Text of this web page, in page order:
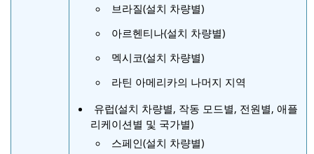
브라질(설치 차량별)
아르헨티나(설치 차량별)
멕시코(설치 차량별)
라틴 아메리카의 나머지 지역
유럽(설치 차량별, 작동 모드별, 전원별, 애플
리케이션별 및 국가별)
스페인(설치 차량별)